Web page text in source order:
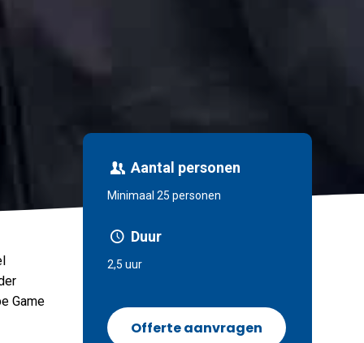
Game
Aantal personen
Minimaal 25 personen
Duur
2,5 uur
Offerte aanvragen